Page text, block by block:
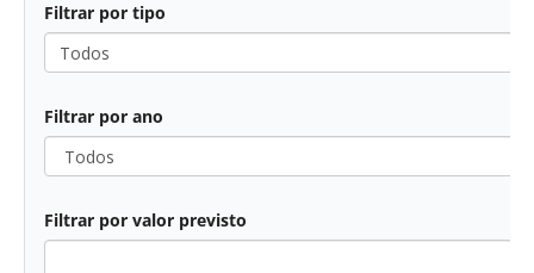
Filtrar por tipo
Filtrar por ano
Filtrar por valor previsto